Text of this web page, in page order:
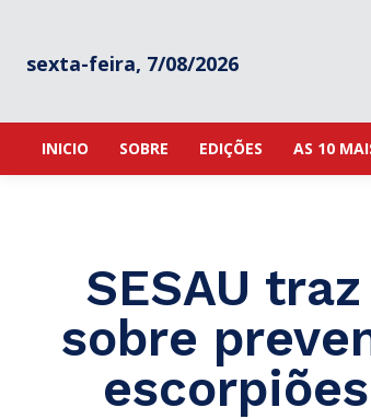
sexta-feira, 7/08/2026
INICIO SOBRE EDIÇÕES AS 10
SESAU
sobre